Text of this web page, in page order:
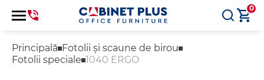
0
Principală Fotolii și scaune de birou
Fotolii speciale 1040 ERGO